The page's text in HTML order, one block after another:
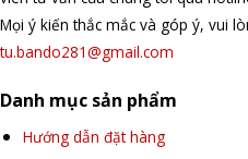
Mọi ý kiến thắc mắc và góp ý, vui
tu.bando281@gmail.com
Danh mục sản phẩm
Hướng dẫn đặt hàng